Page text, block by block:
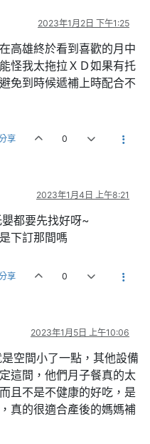
2023年1月2日 下午1:25
高雄終於看到喜歡的月中
怪我太拖拉ＸＤ如果有托
免到時候遞補上時配合不
享 0
2023年1月4日 上午8:21
都要先找好呀~
下訂那間嗎
享 0
2023年1月5日 上午10:06
空間小了一點，其他設備
這間，他們月子餐真的太
且不是不健康的好吃，是
真的很適合產後的媽媽補